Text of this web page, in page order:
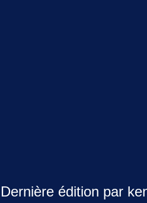
Dernière édition par